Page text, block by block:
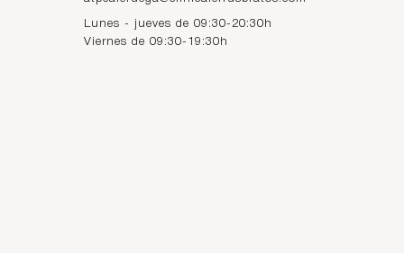
Lunes - jueves de 09:30-20:30h
Viernes de 09:30-19:30h